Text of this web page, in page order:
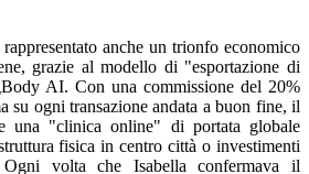
anche un trionfo economico
grazie al modello di "esportazione di
AI. Con una commissione del 20%
su ogni transazione andata a buon fine, il
una "clinica online" di portata globale
fisica in centro città o investimenti
volta che Isabella confermava il